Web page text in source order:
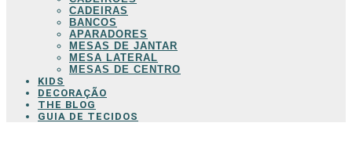
CADEIRAS
BANCOS
APARADORES
MESAS DE JANTAR
MESA LATERAL
MESAS DE CENTRO
KIDS
DECORAÇÃO
THE BLOG
GUIA DE TECIDOS